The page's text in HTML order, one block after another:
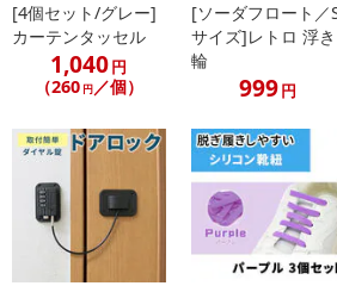
[4個セット/グレー]
カーテンタッセル
1,040円
（260 円／個）
[ソーダフロート／
サイズ]レトロ 浮き
輪
999円